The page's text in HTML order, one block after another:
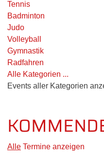
Tennis
Badminton
Judo
Volleyball
Gymnastik
Radfahren
Alle Kategorien ...
Events aller Kategorien
Alle Termine anzeigen